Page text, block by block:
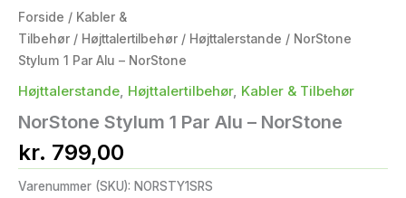
Forside / Kabler &
Tilbehør / Højttalertilbehør / Højttalerstande / NorStone
Stylum 1 Par Alu – NorStone
Højttalerstande, Højttalertilbehør, Kabler & Tilbehør
NorStone Stylum 1 Par Alu – NorStone
kr. 799,00
Varenummer (SKU): NORSTY1SRS